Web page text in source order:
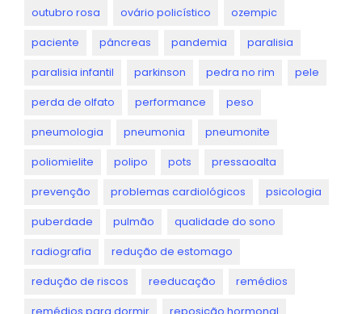
outubro rosa ovário policístico ozempic
paciente pâncreas pandemia paralisia
paralisia infantil parkinson pedra no rim pele
perda de olfato performance peso
pneumologia pneumonia pneumonite
poliomielite polipo pots pressaoalta
prevenção problemas cardiológicos psicologia
puberdade pulmão qualidade do sono
radiografia redução de estomago
redução de riscos reeducação remédios
remédios para dormir reposição hormonal